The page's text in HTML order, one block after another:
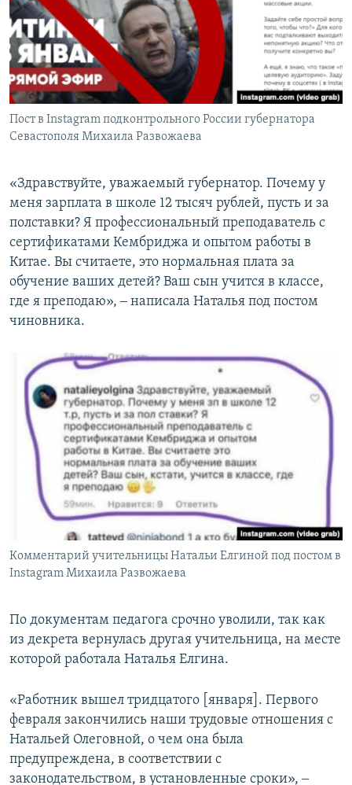
Пост в Instagram подконтрольного России губернатора
Севастополя Михаила Развожаева
«Здравствуйте, уважаемый губернатор. Почему у
меня зарплата в школе 12 тысяч рублей, пусть и за
полставки? Я профессиональный преподаватель с
сертификатами Кембриджа и опытом работы в
Китае. Вы считаете, это нормальная плата за
обучение ваших детей? Ваш сын учится в классе,
где я преподаю», ‒ написала Наталья под постом
чиновника.
Комментарий учительницы Натальи Елгиной под постом в
Instagram Михаила Развожаева
По документам педагога срочно уволили, так как
из декрета вернулась другая учительница, на месте
которой работала Наталья Елгина.
«Работник вышел тридцатого [января]. Первого
февраля закончились наши трудовые отношения с
Натальей Олеговной, о чем она была
предупреждена, в соответствии с
законодательством, в установленные сроки», ‒